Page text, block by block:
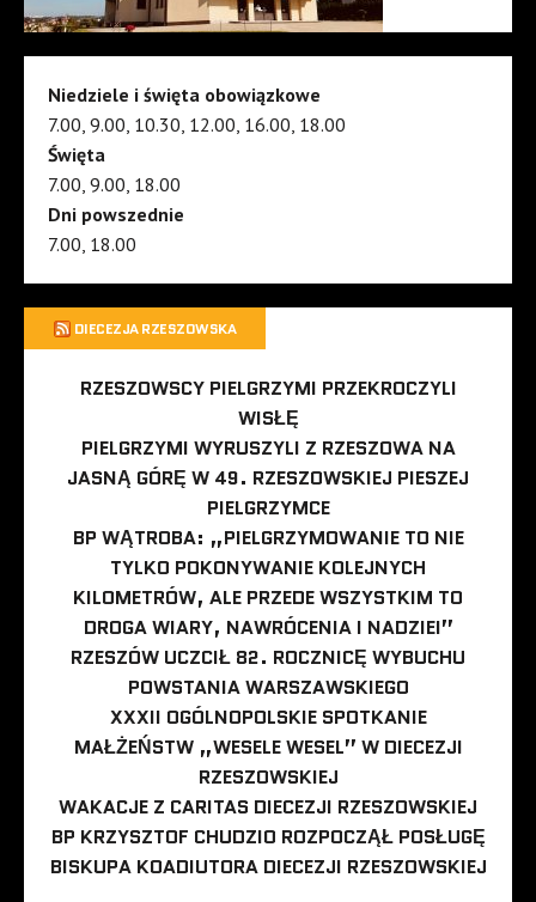
Niedziele i święta obowiązkowe
7.00, 9.00, 10.30, 12.00, 16.00, 18.00
Święta
7.00, 9.00, 18.00
Dni powszednie
7.00, 18.00
DIECEZJA RZESZOWSKA
RZESZOWSCY PIELGRZYMI PRZEKROCZYLI
WISŁĘ
PIELGRZYMI WYRUSZYLI Z RZESZOWA NA
JASNĄ GÓRĘ W 49. RZESZOWSKIEJ PIESZEJ
PIELGRZYMCE
BP WĄTROBA: „PIELGRZYMOWANIE TO NIE
TYLKO POKONYWANIE KOLEJNYCH
KILOMETRÓW, ALE PRZEDE WSZYSTKIM TO
DROGA WIARY, NAWRÓCENIA I NADZIEI”
RZESZÓW UCZCIŁ 82. ROCZNICĘ WYBUCHU
POWSTANIA WARSZAWSKIEGO
XXXII OGÓLNOPOLSKIE SPOTKANIE
MAŁŻEŃSTW „WESELE WESEL” W DIECEZJI
RZESZOWSKIEJ
WAKACJE Z CARITAS DIECEZJI RZESZOWSKIEJ
BP KRZYSZTOF CHUDZIO ROZPOCZĄŁ POSŁUGĘ
BISKUPA KOADIUTORA DIECEZJI RZESZOWSKIEJ